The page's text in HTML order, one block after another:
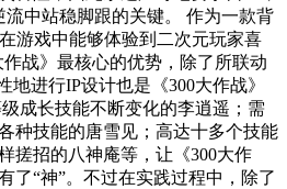
流中站稳脚跟的关键。 作为一款背
游戏中能够体验到二次元玩家喜
战》最核心的优势，除了所联动
地进行IP设计也是《300大作战》
成长技能不断变化的李逍遥；需
种技能的唐雪见；高达十多个技能
搓招的八神庵等，让《300大作
了“神”。不过在实践过程中，除了